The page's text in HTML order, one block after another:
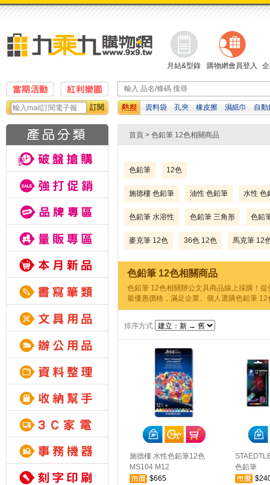
月結&型錄 購物網會員登入
訂閱 資料袋 孔夾 橡皮擦 濕紙巾
自動
首頁 > 色鉛筆 12色相關商品
色鉛筆 12色
施德樓 色鉛筆 油性 色鉛筆 水性 色
色鉛筆 水溶性 色鉛筆 三角形 色鉛
麥克筆 12色 36色 12色 馬克筆 12
色鉛筆 12色相關商品
色鉛筆 12色相關辦公文具商品線上採購！
最優惠價格，滿足企業、個人選購色鉛筆 12
排序方式
施德樓 水性色鉛筆12色
MS104 M12
$665
色鉛筆